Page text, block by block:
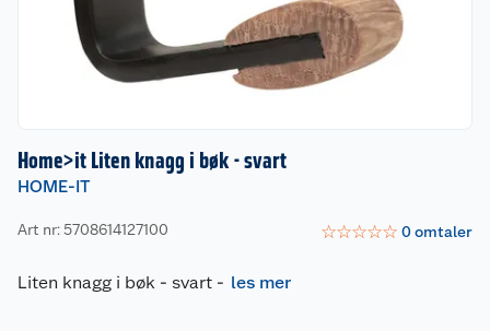
Home>it Liten knagg i bøk - svart
HOME-IT
Art nr: 5708614127100 ☆☆☆☆☆ 0omtaler
Liten knagg i bøk - svart - les mer